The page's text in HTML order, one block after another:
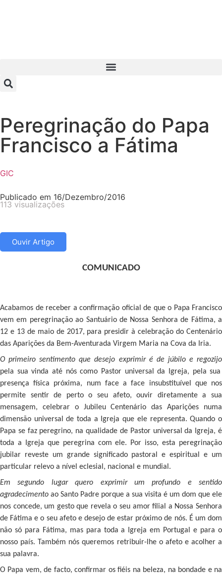
Peregrinação do Papa
Francisco a Fátima
GIC
Publicado em 16/Dezembro/2016
113 visualizações
Ouvir Artigo
COMUNICADO
Acabamos de receber a confirmação oficial de que o Papa Francisco
vem em peregrinação ao Santuário de Nossa Senhora de Fátima, a
12 e 13 de maio de 2017, para presidir à celebração do Centenário
das Aparições da Bem-Aventurada Virgem Maria na Cova da Iria.
O primeiro sentimento que desejo exprimir é de júbilo e regozijo
pela sua vinda até nós como Pastor universal da Igreja, pela sua
presença física próxima, num face a face insubstituível que nos
permite sentir de perto o seu afeto, ouvir diretamente a sua
mensagem, celebrar o Jubileu Centenário das Aparições numa
dimensão universal de toda a Igreja que ele representa. Quando o
Papa se faz peregrino, na qualidade de Pastor universal da Igreja, é
toda a Igreja que peregrina com ele. Por isso, esta peregrinação
jubilar reveste um grande significado pastoral e espiritual e um
particular relevo a nível eclesial, nacional e mundial.
Em segundo lugar quero exprimir um profundo e sentido
agradecimento ao Santo Padre porque a sua visita é um dom que ele
nos concede, um gesto que revela o seu amor filial a Nossa Senhora
de Fátima e o seu afeto e desejo de estar próximo de nós. É um dom
não só para Fátima, mas para toda a Igreja em Portugal e para o
nosso país. Também nós queremos retribuir-lhe o afeto e acolher a
sua palavra.
O Papa vem, de facto, confirmar os fiéis na beleza, na bondade e na